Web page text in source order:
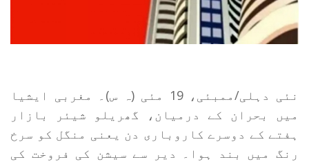
نئی دہلی/ممبئی، 19 مئی (ہ س)۔ مغربی ایشیا
میں بحران کے درمیان، گھریلو شیئر بازار
ہفتے کے دوسرے کاروباری دن یعنی منگل کو سرخ
رنگ میں بند ہوا۔ دیر سے سیشن کی فروخت کی